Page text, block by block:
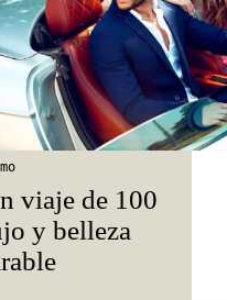
viaje de 100
y belleza